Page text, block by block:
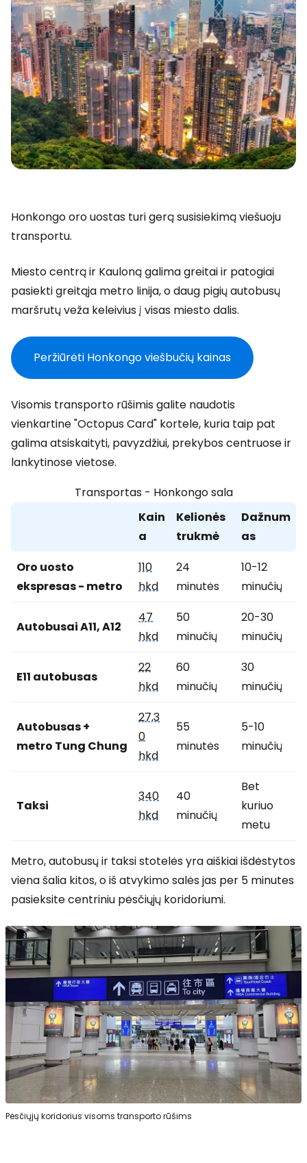
Honkongo oro uostas turi gerą susisiekimą viešuoju
transportu.
Miesto centrą ir Kauloną galima greitai ir patogiai
pasiekti greitąja metro linija, o daug pigių autobusų
maršrutų veža keleivius į visas miesto dalis.
Peržiūrėti Honkongo viešbučių kainas
Visomis transporto rūšimis galite naudotis
vienkartine "Octopus Card" kortele, kuria taip pat
galima atsiskaityti, pavyzdžiui, prekybos centruose ir
lankytinose vietose.
Transportas - Honkongo sala
Kain
a
Kelionės
trukmė
Dažnum
as
Oro uosto
ekspresas - metro
110
hkd
24
minutės
10-12
minučių
Autobusai A11, A12
47
hkd
50
minučių
20-30
minučių
E11 autobusas
22
hkd
60
minučių
30
minučių
Autobusas +
metro Tung Chung
27,3
0
hkd
55
minutės
5-10
minučių
Taksi
340
hkd
40
minučių
Bet
kuriuo
metu
Metro, autobusų ir taksi stotelės yra aiškiai išdėstytos
viena šalia kitos, o iš atvykimo salės jas per 5 minutes
pasieksite centriniu pėsčiųjų koridoriumi.
Pėsčiųjų koridorius visoms transporto rūšims